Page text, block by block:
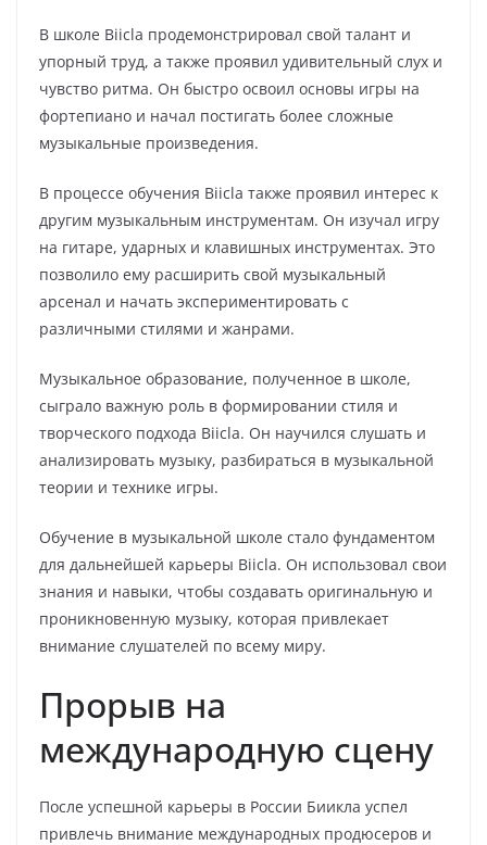
В школе Biicla продемонстрировал свой талант и
упорный труд, а также проявил удивительный слух и
чувство ритма. Он быстро освоил основы игры на
фортепиано и начал постигать более сложные
музыкальные произведения.
В процессе обучения Biicla также проявил интерес к
другим музыкальным инструментам. Он изучал игру
на гитаре, ударных и клавишных инструментах. Это
позволило ему расширить свой музыкальный
арсенал и начать экспериментировать с
различными стилями и жанрами.
Музыкальное образование, полученное в школе,
сыграло важную роль в формировании стиля и
творческого подхода Biicla. Он научился слушать и
анализировать музыку, разбираться в музыкальной
теории и технике игры.
Обучение в музыкальной школе стало фундаментом
для дальнейшей карьеры Biicla. Он использовал свои
знания и навыки, чтобы создавать оригинальную и
проникновенную музыку, которая привлекает
внимание слушателей по всему миру.
Прорыв на
международную сцену
После успешной карьеры в России Биикла успел
привлечь внимание международных продюсеров и